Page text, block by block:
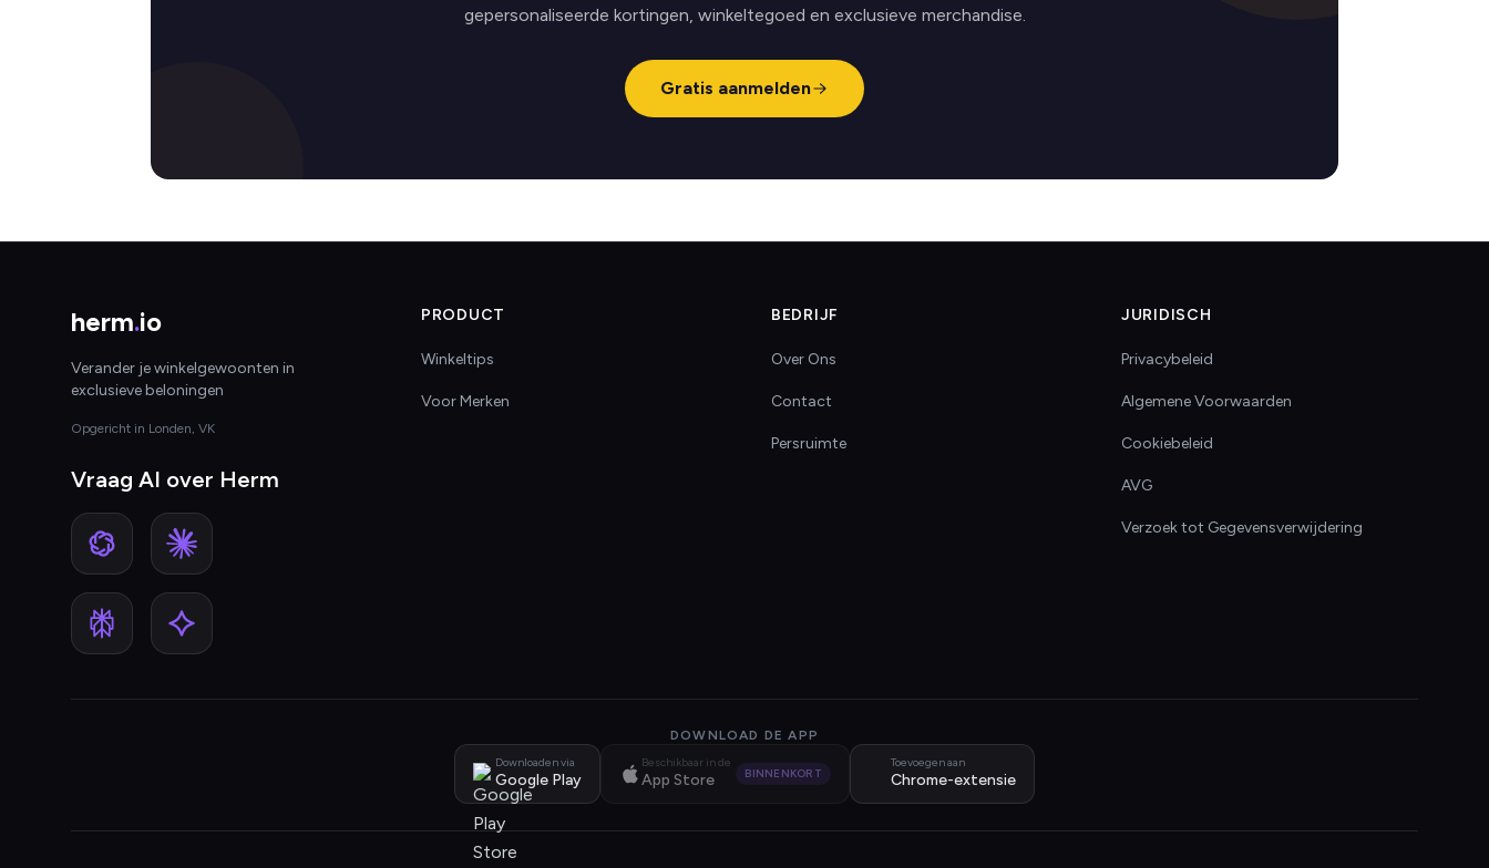
gepersonaliseerde kortingen, winkeltegoed en exclusieve merchandise.
Gratis aanmelden
herm.io
Verander je winkelgewoonten in
exclusieve beloningen
Opgericht in Londen, VK
Vraag AI over Herm
PRODUCT
Winkeltips
Voor Merken
BEDRIJF
Over Ons
Contact
Persruimte
JURIDISCH
Privacybeleid
Algemene Voorwaarden
Cookiebeleid
AVG
Verzoek tot Gegevensverwijdering
DOWNLOAD DE APP
Downloaden via
Google Play
Beschikbaar in de
App Store BINNENKORT
Toevoegen aan
Chrome-extensie